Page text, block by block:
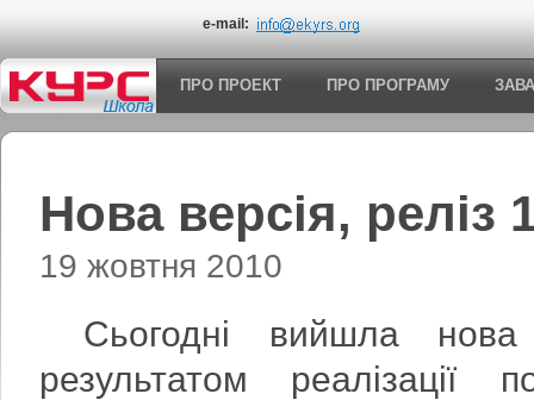
e-mail:
ПРО ПРОЕКТ ПРО ПРОГРАМУ
Нова версія, реліз
19 жовтня 2010
Сьогодні вийшла
результатом реалізації